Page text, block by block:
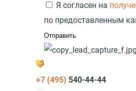
Я согласен на
по предоставленным
+7 (495) 540-44-44